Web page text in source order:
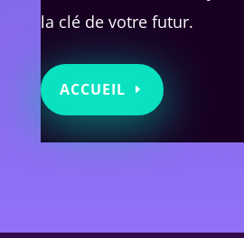
la clé de votre futur.
ACCUEIL